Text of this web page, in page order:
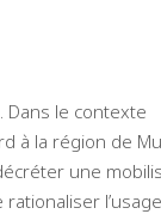
Dans le contexte
à la région de
une